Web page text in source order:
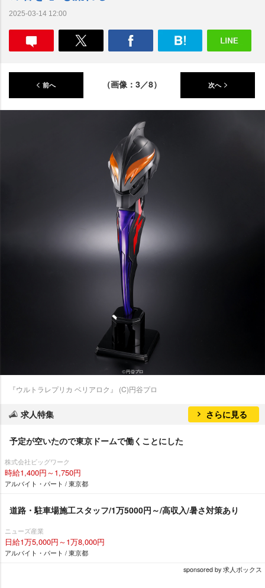
2025-03-14 12:00
前へ （画像：3／8） 次へ
『ウルトラレプリカ ベリアロク』 (C)円谷プロ
求人特集 さらに見る
予定が空いたので東京ドームで働くことにした
株式会社ビッグワーク
時給1,400円～1,750円
アルバイト・パート / 東京都
道路・駐車場施工スタッフ/1万5000円～/高収入/暑さ対策あり
ニューズ産業
日給1万5,000円～1万8,000円
アルバイト・パート / 東京都
sponsored by 求人ボックス